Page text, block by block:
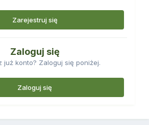
Zarejestruj się
Zaloguj się
już konto? Zaloguj się poniżej.
Zaloguj się